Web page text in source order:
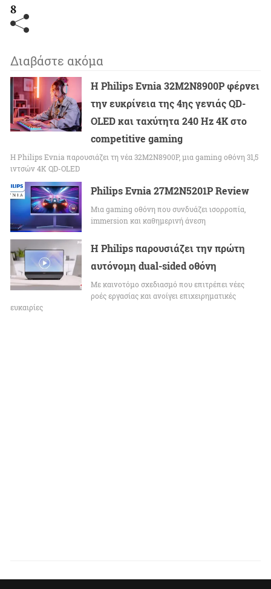
8
Διαβάστε ακόμα
Η Philips Evnia 32M2N8900P φέρνει
την ευκρίνεια της 4ης γενιάς QD-
OLED και ταχύτητα 240 Hz 4K στο
competitive gaming
Η Philips Evnia παρουσιάζει τη νέα 32M2N8900P, μια gaming οθόνη 31,5
ιντσών 4K QD-OLED
Philips Evnia 27M2N5201P Review
Μια gaming οθόνη που συνδυάζει ισορροπία,
immersion και καθημερινή άνεση
Η Philips παρουσιάζει την πρώτη
αυτόνομη dual-sided οθόνη
Με καινοτόμο σχεδιασμό που επιτρέπει νέες
ροές εργασίας και ανοίγει επιχειρηματικές
ευκαιρίες